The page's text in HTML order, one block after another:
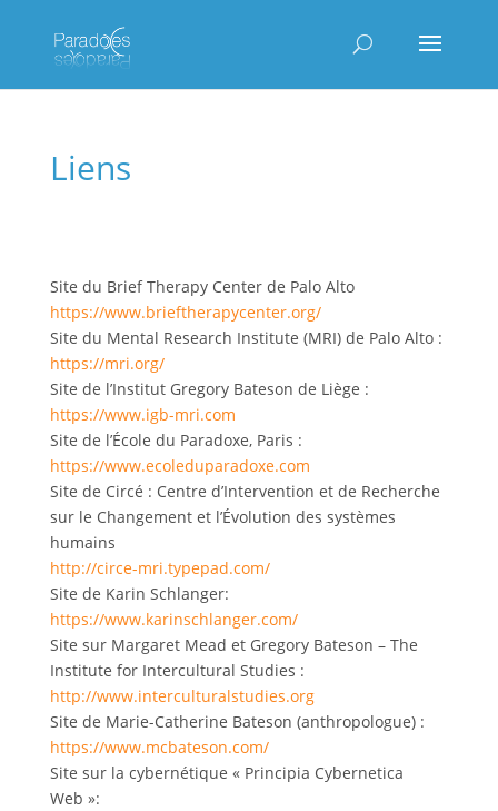
Liens
Site du Brief Therapy Center de Palo Alto
https://www.brieftherapycenter.org/
Site du Mental Research Institute (MRI) de Palo Alto :
https://mri.org/
Site de l’Institut Gregory Bateson de Liège :
https://www.igb-mri.com
Site de l’École du Paradoxe, Paris :
https://www.ecoleduparadoxe.com
Site de Circé : Centre d’Intervention et de Recherche
sur le Changement et l’Évolution des systèmes
humains
http://circe-mri.typepad.com/
Site de Karin Schlanger:
https://www.karinschlanger.com/
Site sur Margaret Mead et Gregory Bateson – The
Institute for Intercultural Studies :
http://www.interculturalstudies.org
Site de Marie-Catherine Bateson (anthropologue) :
https://www.mcbateson.com/
Site sur la cybernétique « Principia Cybernetica
Web »: